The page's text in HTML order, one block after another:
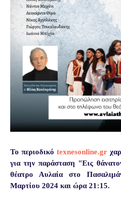
Το περιοδικό texnesonline.gr
για την παράσταση "Εις
θέατρο Αυλαία στο
Μαρτίου 2024 και ώρα 21:15.